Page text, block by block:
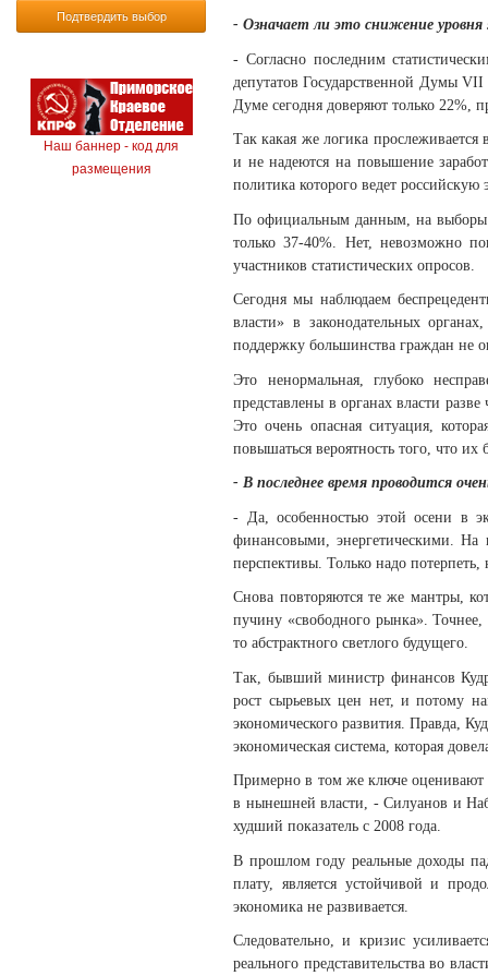
Подтвердить выбор
Наш баннер - код для
размещения
- Означает ли это снижение уровня
- Согласно последним
депутатов Государственной Думы VII
Думе сегодня доверяют только 22%,
Так какая же логика прослеживается
и не надеются на повышение
политика которого ведет российскую
По официальным данным, на выборы
только 37-40%. Нет, невозможно
участников статистических опросов.
Сегодня мы наблюдаем
власти» в законодательных
поддержку большинства граждан не
Это ненормальная, глубоко
представлены в органах власти
Это очень опасная ситуация,
повышаться вероятность того, что
- В последнее время проводится
- Да, особенностью этой осени в
финансовыми, энергетическими. На
перспективы. Только надо
Снова повторяются те же мантры,
пучину «свободного рынка». Точнее,
то абстрактного светлого будущего.
Так, бывший министр финансов
рост сырьевых цен нет, и потому
экономического развития. Правда,
экономическая система, которая
Примерно в том же ключе оценивают
в нынешней власти, - Силуанов и
худший показатель с 2008 года.
В прошлом году реальные доходы
плату, является устойчивой и
экономика не развивается.
Следовательно, и кризис
реального представительства во